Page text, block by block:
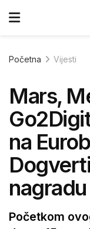
Početna Vijesti
Mars,
na
Početkom